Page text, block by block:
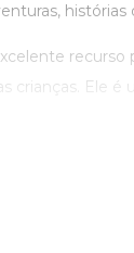
recurso
crianças. Ele